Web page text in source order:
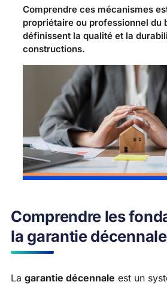
Comprendre ces mécanismes
propriétaire ou professionnel du
définissent la qualité et la
constructions.
Comprendre les
la garantie décennale
La garantie décennale est un